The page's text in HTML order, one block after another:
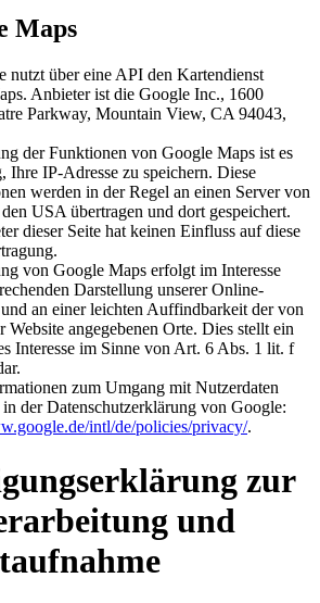
Maps
nutzt über eine API den Kartendienst
Anbieter ist die Google Inc., 1600
Parkway, Mountain View, CA 94043,
der Funktionen von Google Maps ist es
Ihre IP-Adresse zu speichern. Diese
werden in der Regel an einen Server von
USA übertragen und dort gespeichert.
dieser Seite hat keinen Einfluss auf diese
von Google Maps erfolgt im Interesse
Darstellung unserer Online-
an einer leichten Auffindbarkeit der von
Website angegebenen Orte. Dies stellt ein
Interesse im Sinne von Art. 6 Abs. 1 lit. f
zum Umgang mit Nutzerdaten
der Datenschutzerklärung von Google:
intl/de/policies/privacy/.
zur
und